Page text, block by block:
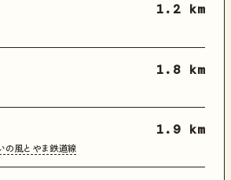
1.2 km
1.8 km
の風とやま鉄道線
1.9 km